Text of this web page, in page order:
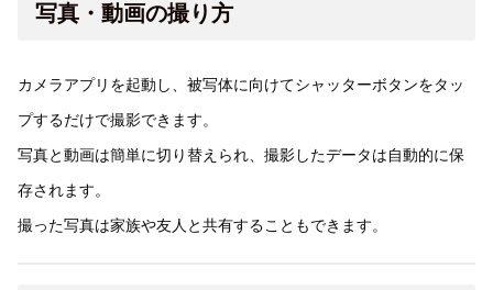
写真・動画の撮り方
カメラアプリを起動し、被写体に向けてシャッターボタンをタッ
プするだけで撮影できます。
写真と動画は簡単に切り替えられ、撮影したデータは自動的に保
存されます。
撮った写真は家族や友人と共有することもできます。